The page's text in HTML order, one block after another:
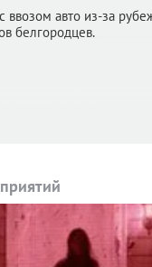
авто из-за
белгородцев.